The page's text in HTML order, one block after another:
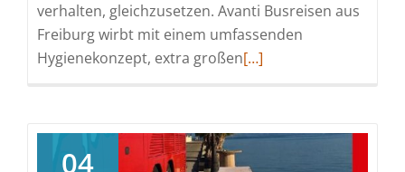
verhalten, gleichzusetzen. Avanti Busreisen aus
Freiburg wirbt mit einem umfassenden
Hygienekonzept, extra großenRead
Busreisen:
[…]
04